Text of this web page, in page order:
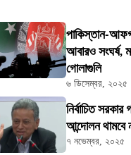
পাকিস্তান-
আবারও সংঘর্ষ,
গোলাগুলি
৬ ডিসেম্বর, ২০২৫
নির্বাচিত
আন্দোলন
৭ নভেম্বর, ২০২৫